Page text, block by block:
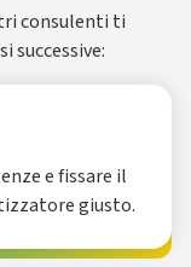
consulenti ti
successive:
e fissare il
giusto.